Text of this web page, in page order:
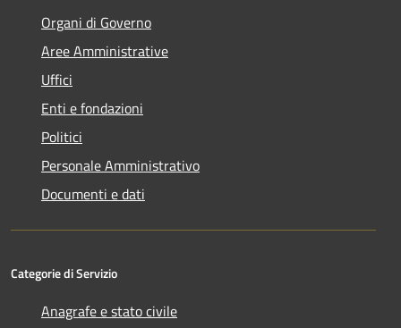
Organi di Governo
Aree Amministrative
Uffici
Enti e fondazioni
Politici
Personale Amministrativo
Documenti e dati
Categorie di Servizio
Anagrafe e stato civile